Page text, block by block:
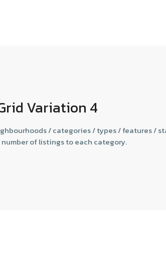
Variation 4
/ categories / types / features /
of listings to each category.